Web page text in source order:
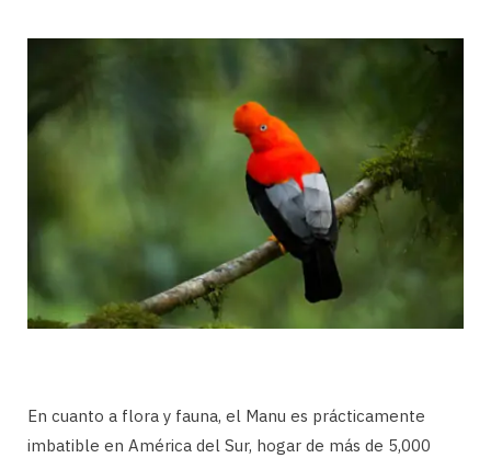
En cuanto a flora y fauna, el Manu es prácticamente
imbatible en América del Sur, hogar de más de 5,000